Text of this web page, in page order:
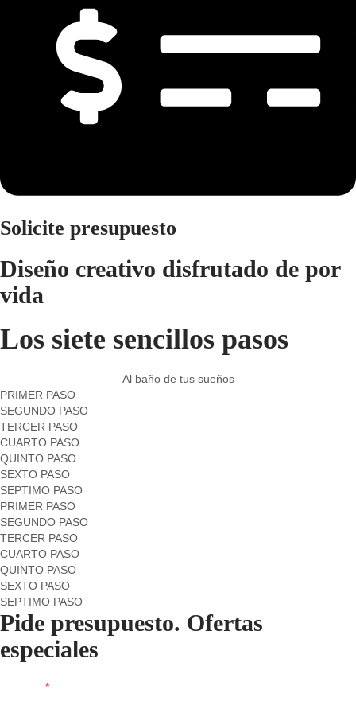
Solicite presupuesto
Diseño creativo disfrutado de por
vida
Los siete sencillos pasos
Al baño de tus sueños
PRIMER PASO
SEGUNDO PASO
TERCER PASO
CUARTO PASO
QUINTO PASO
SEXTO PASO
SEPTIMO PASO
PRIMER PASO
SEGUNDO PASO
TERCER PASO
CUARTO PASO
QUINTO PASO
SEXTO PASO
SEPTIMO PASO
Pide presupuesto. Ofertas
especiales
*